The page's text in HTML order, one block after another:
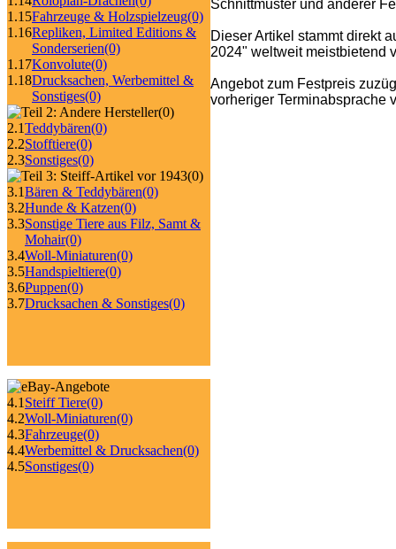
1.15Fahrzeuge & Holzspielzeug(0)
1.16Repliken, Limited Editions &
Sonderserien(0)
1.17Konvolute(0)
1.18Drucksachen, Werbemittel &
Sonstiges(0)
(0)
2.1Teddybären(0)
2.2Stofftiere(0)
2.3Sonstiges(0)
(0)
3.1Bären & Teddybären(0)
3.2Hunde & Katzen(0)
3.3Sonstige Tiere aus Filz, Samt &
Mohair(0)
3.4Woll-Miniaturen(0)
3.5Handspieltiere(0)
3.6Puppen(0)
3.7Drucksachen & Sonstiges(0)
4.1 Steiff Tiere(0)
4.2Woll-Miniaturen(0)
4.3Fahrzeuge(0)
4.4Werbemittel & Drucksachen(0)
4.5Sonstiges(0)
Schnittmuster und anderer
Dieser Artikel stammt direkt
2024" weltweit meistbietend
Angebot zum Festpreis
vorheriger Terminabsprache